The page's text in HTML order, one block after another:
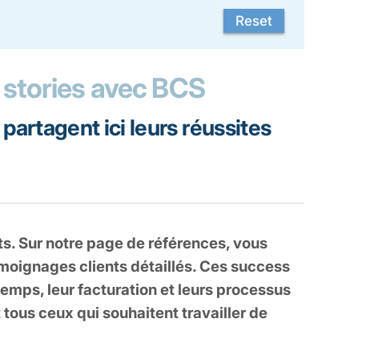
avec BCS
ici leurs réussites
Sur notre page de références, vous
clients détaillés. Ces success
leur facturation et leurs processus
ceux qui souhaitent travailler de